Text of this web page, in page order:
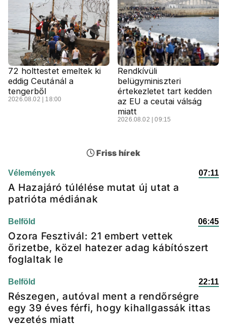
72 holttestet emeltek ki
eddig Ceutánál a
tengerből
2026.08.02 | 18:00
Rendkívüli
belügyminiszteri
értekezletet tart kedden
az EU a ceutai válság
miatt
2026.08.02 | 09:15
Friss hírek
Vélemények 07:11
A Hazajáró túlélése mutat új utat a
patrióta médiának
Belföld 06:45
Ozora Fesztivál: 21 embert vettek
őrizetbe, közel hatezer adag kábítószert
foglaltak le
Belföld 22:11
Részegen, autóval ment a rendőrségre
egy 39 éves férfi, hogy kihallgassák ittas
vezetés miatt